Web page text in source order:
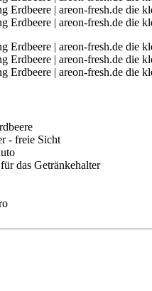
- freie Sicht
das Getränkehalter